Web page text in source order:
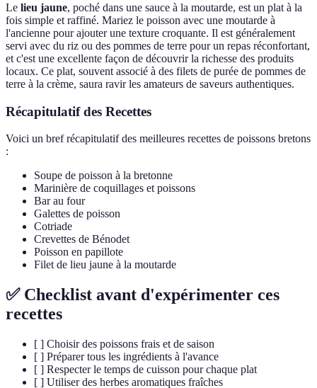
Le lieu jaune, poché dans une sauce à la moutarde, est un plat à la
fois simple et raffiné. Mariez le poisson avec une moutarde à
l'ancienne pour ajouter une texture croquante. Il est généralement
servi avec du riz ou des pommes de terre pour un repas réconfortant,
et c'est une excellente façon de découvrir la richesse des produits
locaux. Ce plat, souvent associé à des filets de purée de pommes de
terre à la crème, saura ravir les amateurs de saveurs authentiques.
Récapitulatif des Recettes
Voici un bref récapitulatif des meilleures recettes de poissons bretons
:
Soupe de poisson à la bretonne
Marinière de coquillages et poissons
Bar au four
Galettes de poisson
Cotriade
Crevettes de Bénodet
Poisson en papillote
Filet de lieu jaune à la moutarde
✅ Checklist avant d'expérimenter ces
recettes
[ ] Choisir des poissons frais et de saison
[ ] Préparer tous les ingrédients à l'avance
[ ] Respecter le temps de cuisson pour chaque plat
[ ] Utiliser des herbes aromatiques fraîches